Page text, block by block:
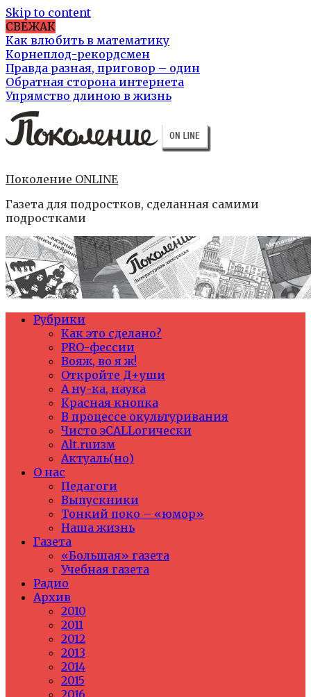
Skip to content
СВЕЖАК
Как влюбить в математику
Корнеплод-рекордсмен
Правда разная, приговор – один
Обратная сторона интернета
Упрямство длиною в жизнь
Поколение ONLINE
Газета для подростков, сделанная самими
подростками
Рубрики
Как это сделано?
PRO-фессии
Вояж, во я ж!
Откройте Д+уши
А ну-ка, наука
Красная кнопка
В процессе окультуривания
Чисто эCALLогически
Alt.ruизм
Актуаль(но)
О нас
Педагоги
Выпускники
Тонкий поко – «юмор»
Наша жизнь
Газета
«Большая» газета
Учебная газета
Радио
Архив
2010
2011
2012
2013
2014
2015
2016